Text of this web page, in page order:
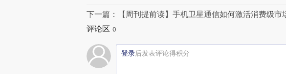
下一篇：【周刊提前读】手机卫星通信如何激活消费级市
评论区 0
登录后发表评论得积分